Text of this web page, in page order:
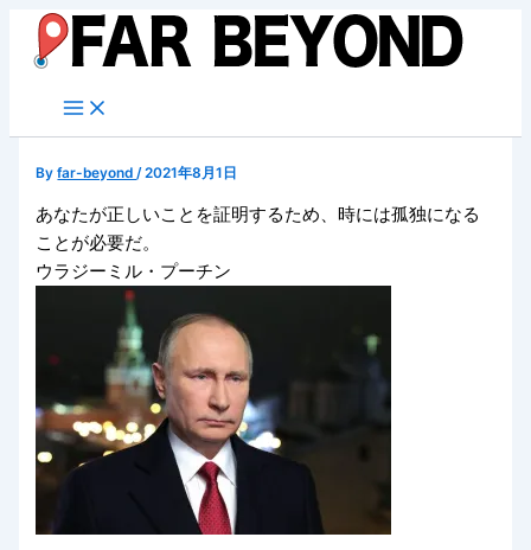
キ
Byfar-beyond/2021年8月1日
あなたが正しいことを証明するため、時には孤独になる
ことが必要だ。
ウラジーミル・プーチン